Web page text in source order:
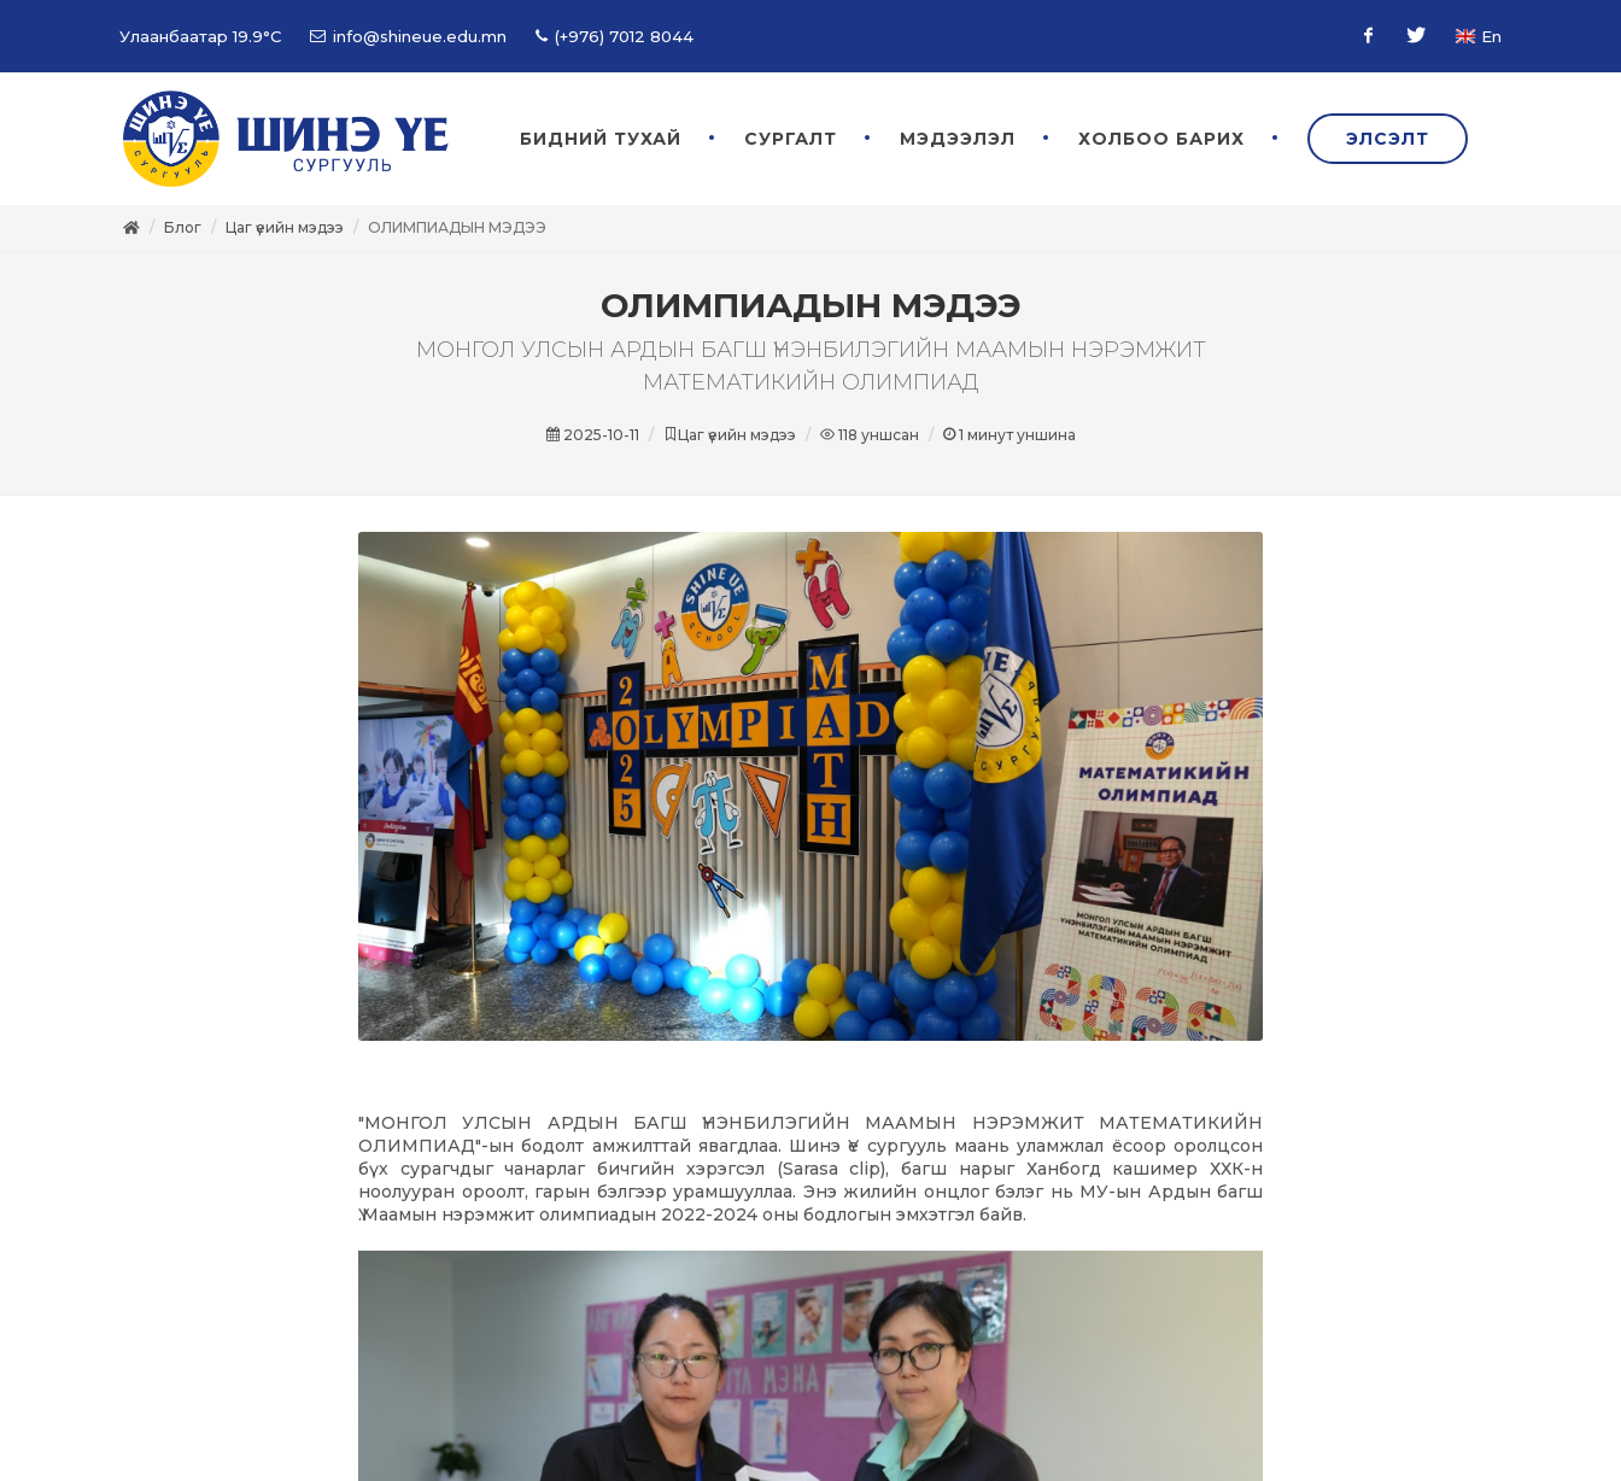
Улаанбаатар19.9°C info@shineue.edu.mn (+976) 7012 8044 En
БИДНИЙ ТУХАЙ СУРГАЛТ МЭДЭЭЛЭЛ ХОЛБОО БАРИХ ЭЛСЭЛТ
Блог Цаг үеийн мэдээ ОЛИМПИАДЫН МЭДЭЭ
ОЛИМПИАДЫН МЭДЭЭ
МОНГОЛ УЛСЫН АРДЫН БАГШ ҮНЭНБИЛЭГИЙН МААМЫН НЭРЭМЖИТ
МАТЕМАТИКИЙН ОЛИМПИАД
2025-10-11 Цаг үеийн мэдээ 118 уншсан 1 минут уншина
"МОНГОЛ УЛСЫН АРДЫН БАГШ ҮНЭНБИЛЭГИЙН МААМЫН НЭРЭМЖИТ МАТЕМАТИКИЙН
ОЛИМПИАД"-ын бодолт амжилттай явагдлаа. Шинэ Үе сургууль маань уламжлал ёсоор оролцсон
бүх сурагчдыг чанарлаг бичгийн хэрэгсэл (Sarasa clip), багш нарыг Ханбогд кашимер ХХК-н
ноолууран ороолт, гарын бэлгээр урамшууллаа. Энэ жилийн онцлог бэлэг нь МУ-ын Ардын багш
Ү.Маамын нэрэмжит олимпиадын 2022-2024 оны бодлогын эмхэтгэл байв.